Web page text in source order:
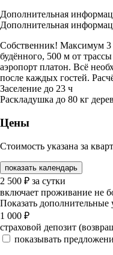
Дополнительная
Дополнительная
Собственник! Максимум 3
будённого, 500 м от
аэропорт платон. Всё
после каждых гостей.
Заселение до 23 ч
Раскладушка до 80 кг
Цены
Стоимость указана за
показать календарь
2 500 ₽ за сутки
включает проживание не
Показать дополнительные
1 000 ₽
страховой депозит
показывать